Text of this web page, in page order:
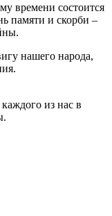
времени состоится
памяти и скорби –
нашего народа,
из нас в